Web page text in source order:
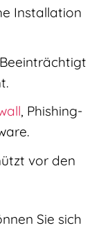
Installation
Beeinträchtigt
, Phishing-
vor den
Sie sich